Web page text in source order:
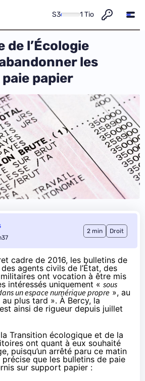
S3 1 Tio
l’Écologie
les
papier
2 min Droit
cadre de 2016, les bulletins de
agents civils de l’État, des
ont vocation à être mis
intéressés uniquement « sous
un espace numérique propre », au
plus tard ». À Bercy, la
ainsi de rigueur depuis juillet
Transition écologique et de la
ont quant à eux souhaité
puisqu’un arrêté paru ce matin
que les bulletins de paie
sur support papier :